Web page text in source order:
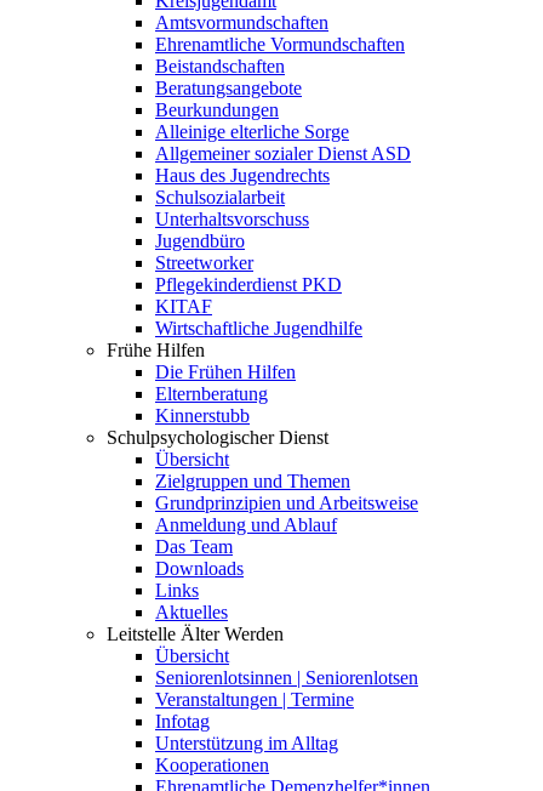
Amtsvormundschaften
Ehrenamtliche Vormundschaften
Beistandschaften
Beratungsangebote
Beurkundungen
Alleinige elterliche Sorge
Allgemeiner sozialer Dienst ASD
Haus des Jugendrechts
Schulsozialarbeit
Unterhaltsvorschuss
Jugendbüro
Streetworker
Pflegekinderdienst PKD
KITAF
Wirtschaftliche Jugendhilfe
Frühe Hilfen
Die Frühen Hilfen
Elternberatung
Kinnerstubb
Schulpsychologischer Dienst
Übersicht
Zielgruppen und Themen
Grundprinzipien und Arbeitsweise
Anmeldung und Ablauf
Das Team
Downloads
Links
Aktuelles
Leitstelle Älter Werden
Übersicht
Seniorenlotsinnen | Seniorenlotsen
Veranstaltungen | Termine
Infotag
Unterstützung im Alltag
Kooperationen
Ehrenamtliche Demenzhelfer*innen